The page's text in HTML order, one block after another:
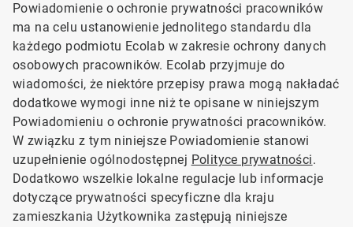
Powiadomienie o ochronie prywatności pracowników
ma na celu ustanowienie jednolitego standardu dla
każdego podmiotu Ecolab w zakresie ochrony danych
osobowych pracowników. Ecolab przyjmuje do
wiadomości, że niektóre przepisy prawa mogą nakładać
dodatkowe wymogi inne niż te opisane w niniejszym
Powiadomieniu o ochronie prywatności pracowników.
W związku z tym niniejsze Powiadomienie stanowi
uzupełnienie ogólnodostępnej Polityce prywatności.
Dodatkowo wszelkie lokalne regulacje lub informacje
dotyczące prywatności specyficzne dla kraju
zamieszkania Użytkownika zastępują niniejsze